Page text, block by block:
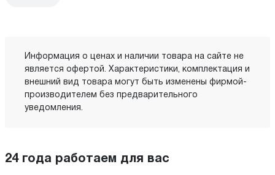
Информация о ценах и наличии товара на сайте не
является офертой. Характеристики, комплектация и
внешний вид товара могут быть изменены фирмой-
производителем без предварительного
уведомления.
24 года работаем для вас